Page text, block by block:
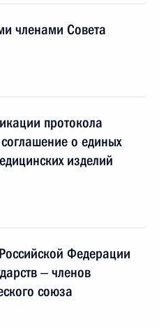
членами Совета
протокола
о единых
изделий
Федерации
‒ членов
союза